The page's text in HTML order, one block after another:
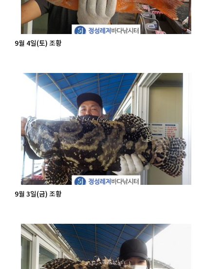
9월 4일(토) 조황
9월 3일(금) 조황